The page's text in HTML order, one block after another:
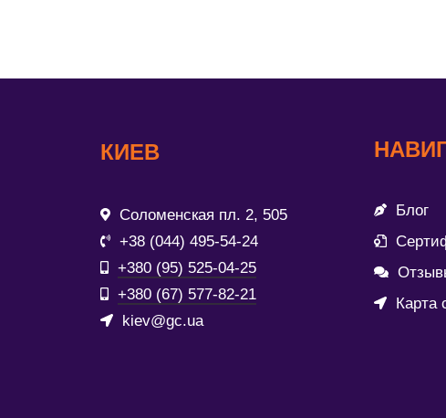
КИЕВ
Соломенская пл. 2, 505
+38 (044) 495-54-24
+380 (95) 525-04-25
+380 (67) 577-82-21
kiev@gc.ua
Блог
Карта